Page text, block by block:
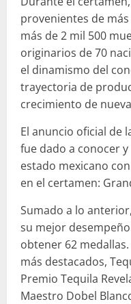
provenientes de más
más de 2 mil 500
originarios de 70
el dinamismo del
trayectoria de
crecimiento de
El anuncio oficial de
fue dado a conocer
estado mexicano
en el certamen:
Sumado a lo
su mejor
obtener 62
más destacados,
Premio Tequila
Maestro Dobel